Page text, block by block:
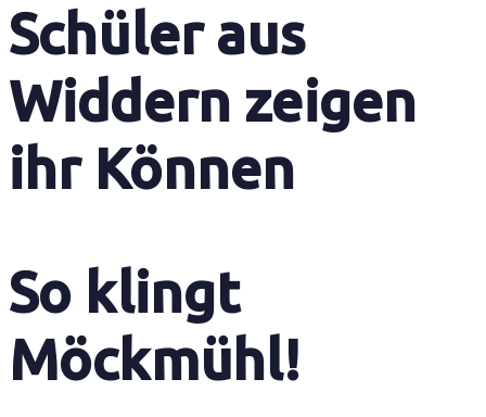
Schüler aus
Widdern zeigen
ihr Können
So klingt
Möckmühl!